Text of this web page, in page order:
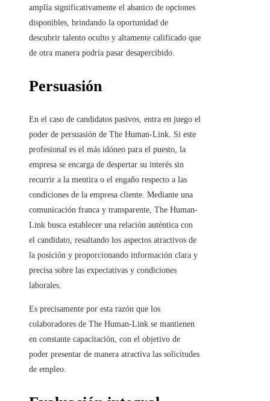
amplía significativamente el abanico de opciones
disponibles, brindando la oportunidad de
descubrir talento oculto y altamente calificado que
de otra manera podría pasar desapercibido.
Persuasión
En el caso de candidatos pasivos, entra en juego el
poder de persuasión de The Human-Link. Si este
profesional es el más idóneo para el puesto, la
empresa se encarga de despertar su interés sin
recurrir a la mentira o el engaño respecto a las
condiciones de la empresa cliente. Mediante una
comunicación franca y transparente, The Human-
Link busca establecer una relación auténtica con
el candidato, resaltando los aspectos atractivos de
la posición y proporcionando información clara y
precisa sobre las expectativas y condiciones
laborales.
Es precisamente por esta razón que los
colaboradores de The Human-Link se mantienen
en constante capacitación, con el objetivo de
poder presentar de manera atractiva las solicitudes
de empleo.